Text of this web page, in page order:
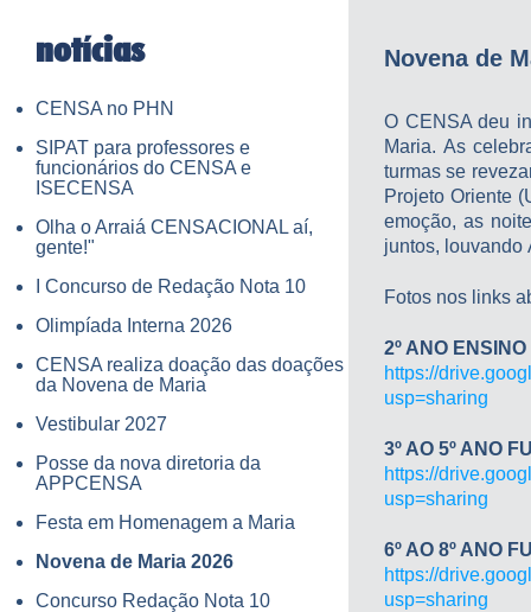
notícias
CENSA no PHN
SIPAT para professores e
funcionários do CENSA e
ISECENSA
Olha o Arraiá CENSACIONAL aí,
gente!"
I Concurso de Redação Nota 10
Olimpíada Interna 2026
CENSA realiza doação das doações
da Novena de Maria
Vestibular 2027
Posse da nova diretoria da
APPCENSA
Festa em Homenagem a Maria
Novena de Maria 2026
Concurso Redação Nota 10
Novena de
O CENSA deu
Maria. As
turmas se
Projeto Oriente
emoção, as
juntos, louvando
Fotos nos links
2º ANO
https://
usp=sharing
3º AO 5º ANO
https://
usp=sharing
6º AO 8º ANO
https://
usp=sharing